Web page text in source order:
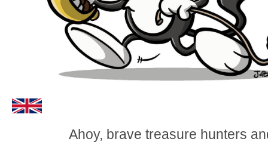
Ahoy, brave treasure hunters